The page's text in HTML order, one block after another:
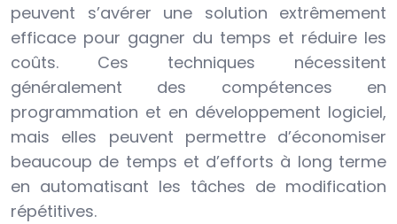
peuvent s’avérer une solution extrêmement
efficace pour gagner du temps et réduire les
coûts. Ces techniques nécessitent
généralement des compétences en
programmation et en développement logiciel,
mais elles peuvent permettre d’économiser
beaucoup de temps et d’efforts à long terme
en automatisant les tâches de modification
répétitives.